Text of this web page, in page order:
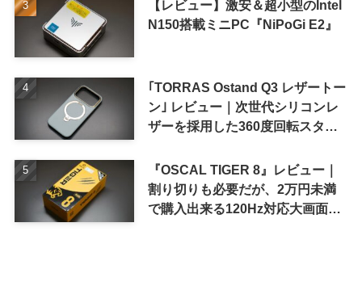
【レビュー】激安＆超小型のIntel
N150搭載ミニPC『NiPoGi E2』
｢TORRAS Ostand Q3 レザートー
ン｣ レビュー｜次世代シリコンレ
ザーを採用した360度回転スタン
『OSCAL TIGER 8』レビュー｜
割り切りも必要だが、2万円未満
で購入出来る120Hz対応大画面ス